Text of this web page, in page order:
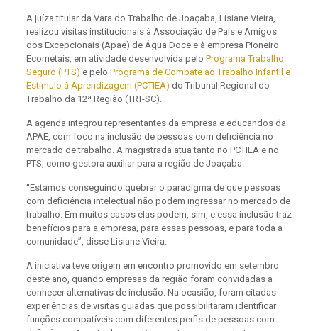
A juíza titular da Vara do Trabalho de Joaçaba, Lisiane Vieira,
realizou visitas institucionais à Associação de Pais e Amigos
dos Excepcionais (Apae) de Água Doce e à empresa Pioneiro
Ecometais, em atividade desenvolvida pelo Programa Trabalho
Seguro (PTS) e pelo Programa de Combate ao Trabalho Infantil e
Estímulo à Aprendizagem (PCTIEA) do Tribunal Regional do
Trabalho da 12ª Região (TRT-SC).
A agenda integrou representantes da empresa e educandos da
APAE, com foco na inclusão de pessoas com deficiência no
mercado de trabalho. A magistrada atua tanto no PCTIEA e no
PTS, como gestora auxiliar para a região de Joaçaba.
“Estamos conseguindo quebrar o paradigma de que pessoas
com deficiência intelectual não podem ingressar no mercado de
trabalho. Em muitos casos elas podem, sim, e essa inclusão traz
benefícios para a empresa, para essas pessoas, e para toda a
comunidade”, disse Lisiane Vieira.
A iniciativa teve origem em encontro promovido em setembro
deste ano, quando empresas da região foram convidadas a
conhecer alternativas de inclusão. Na ocasião, foram citadas
experiências de visitas guiadas que possibilitaram identificar
funções compatíveis com diferentes perfis de pessoas com